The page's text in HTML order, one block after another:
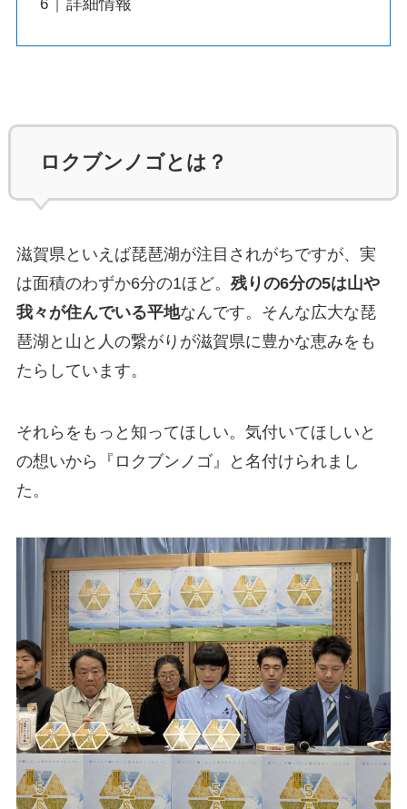
詳細情報
ロクブンノゴとは？
滋賀県といえば琵琶湖が注目されがちですが、実
は面積のわずか6分の1ほど。 残りの6分の5は山や
我々が住んでいる平地なんです。そんな広大な琵
琶湖と山と人の繋がりが滋賀県に豊かな恵みをも
たらしています。
それらをもっと知ってほしい。気付いてほしいと
の想いから『ロクブンノゴ』と名付けられまし
た。